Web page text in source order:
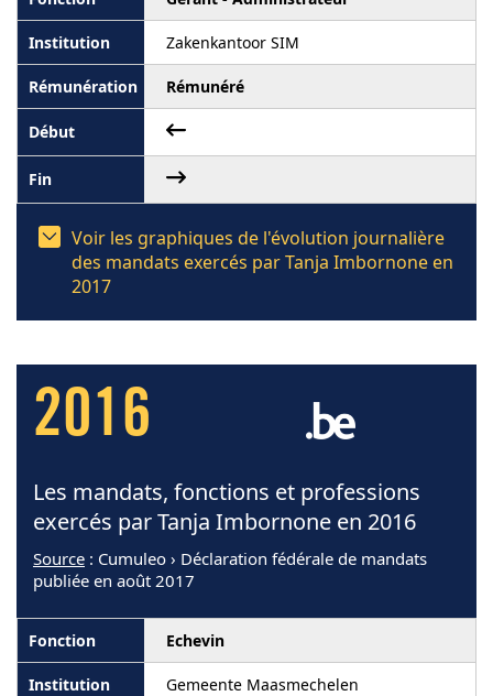
Zakenkantoor SIM
Rémunéré
Voir les graphiques de l'évolution journalière
des mandats exercés par Tanja Imbornone en
2017
2016
Les mandats, fonctions et professions
exercés par Tanja Imbornone en 2016
Source : Cumuleo › Déclaration fédérale de mandats
publiée en août 2017
Echevin
Gemeente Maasmechelen